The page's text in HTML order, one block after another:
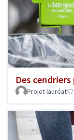
Des
Projet lauréat